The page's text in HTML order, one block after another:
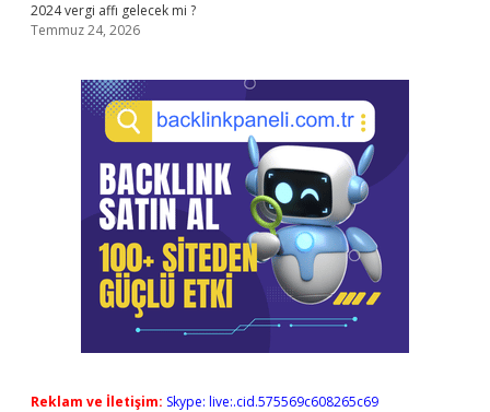
2024 vergi affı gelecek mi ?
Temmuz 24, 2026
Reklam ve İletişim: Skype: live:.cid.575569c608265c69